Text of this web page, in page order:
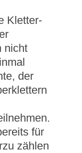
Kletter-
nicht
der
für
zählen